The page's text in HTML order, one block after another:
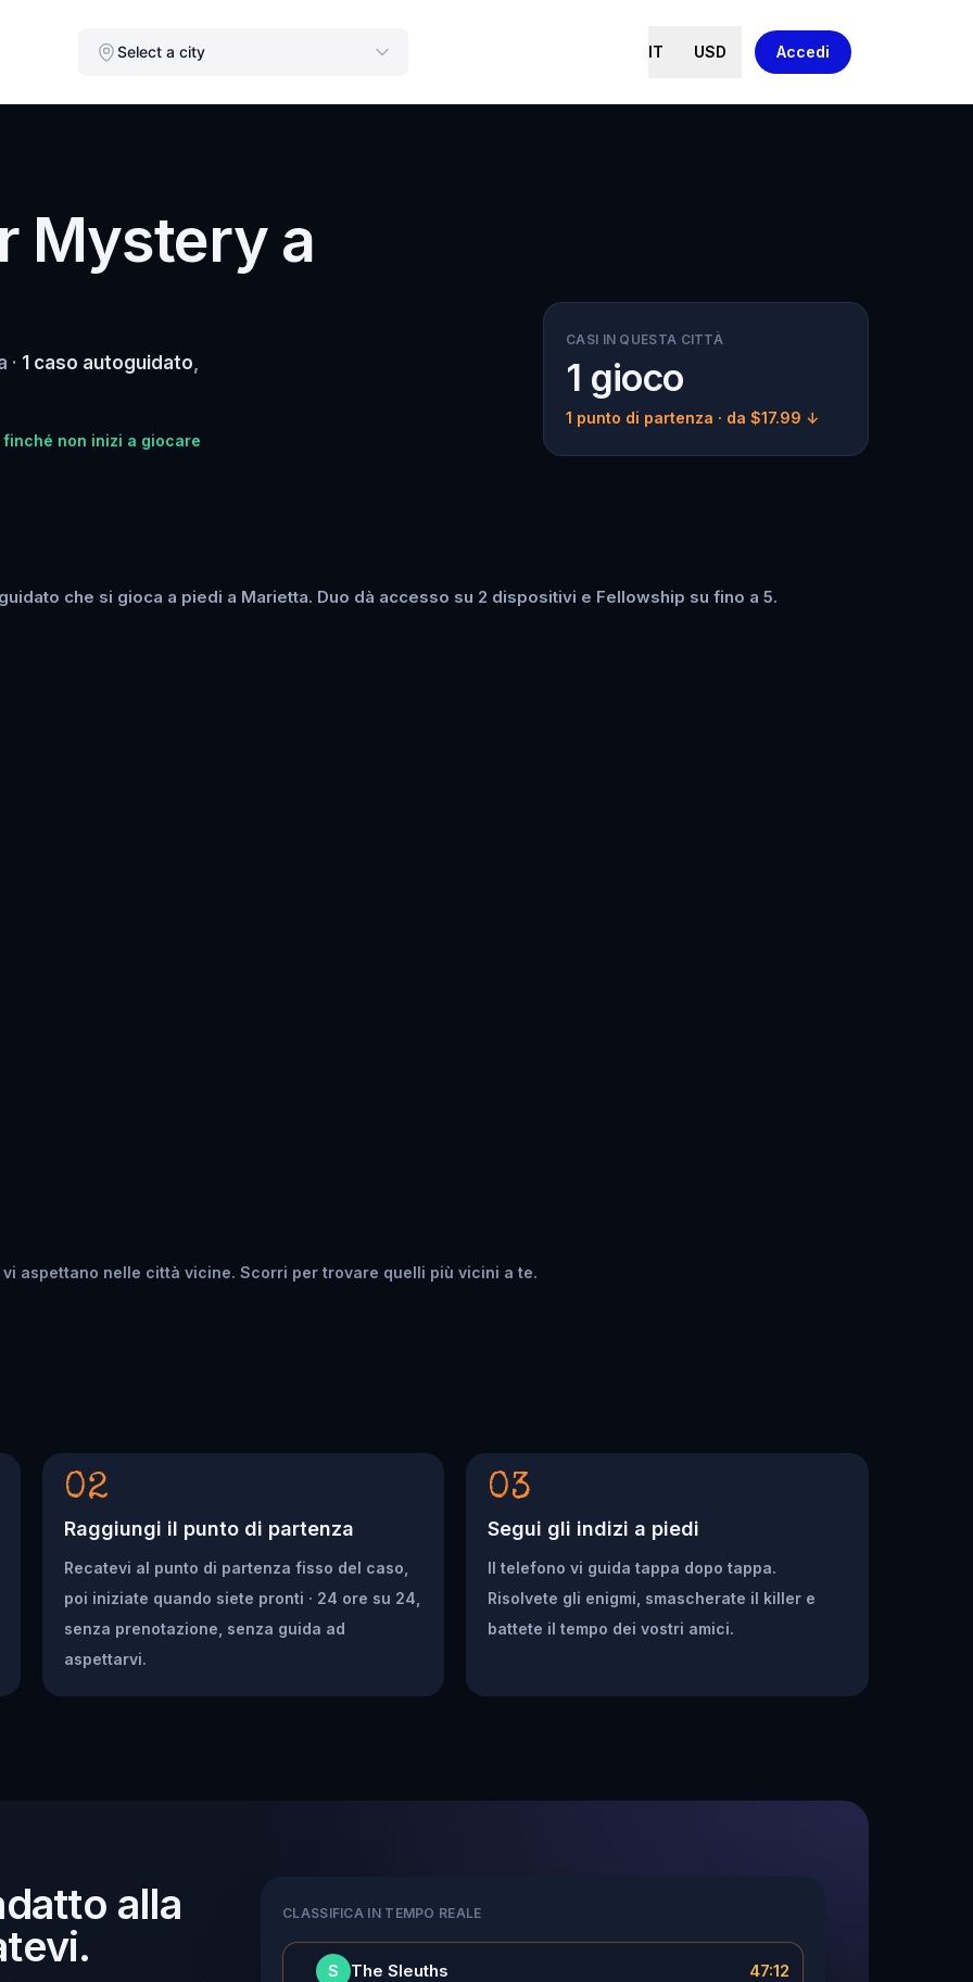
Select a city IT USD Accedi
Mystery a
· 1 caso autoguidato,
non inizi a giocare
CASI IN QUESTA CITTÀ
1 gioco
1 punto di partenza · da $17.99 ↓
che si gioca a piedi a Marietta. Duo dà accesso su 2 dispositivi e Fellowship su fino a 5.
aspettano nelle città vicine. Scorri per trovare quelli più vicini a te.
02
Raggiungi il punto di partenza
Recatevi al punto di partenza fisso del caso,
poi iniziate quando siete pronti · 24 ore su 24,
senza prenotazione, senza guida ad
aspettarvi.
03
Segui gli indizi a piedi
Il telefono vi guida tappa dopo tappa.
Risolvete gli enigmi, smascherate il killer e
battete il tempo dei vostri amici.
alla
CLASSIFICA IN TEMPO REALE
S The Sleuths 47:12